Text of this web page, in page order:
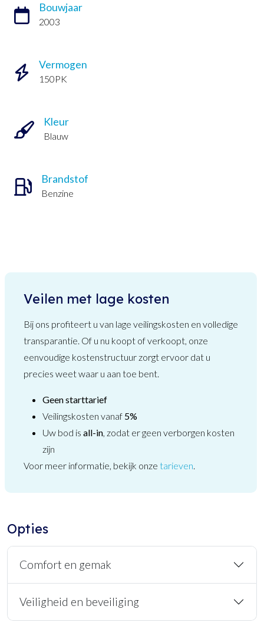
Bouwjaar
2003
Vermogen
150PK
Kleur
Blauw
Brandstof
Benzine
Veilen met lage kosten
Bij ons profiteert u van lage veilingskosten en volledige
transparantie. Of u nu koopt of verkoopt, onze
eenvoudige kostenstructuur zorgt ervoor dat u
precies weet waar u aan toe bent.
Geen starttarief
Veilingskosten vanaf 5%
Uw bod is all-in , zodat er geen verborgen kosten
zijn
Voor meer informatie, bekijk onze tarieven
Opties
Comfort en gemak
Veiligheid en beveiliging